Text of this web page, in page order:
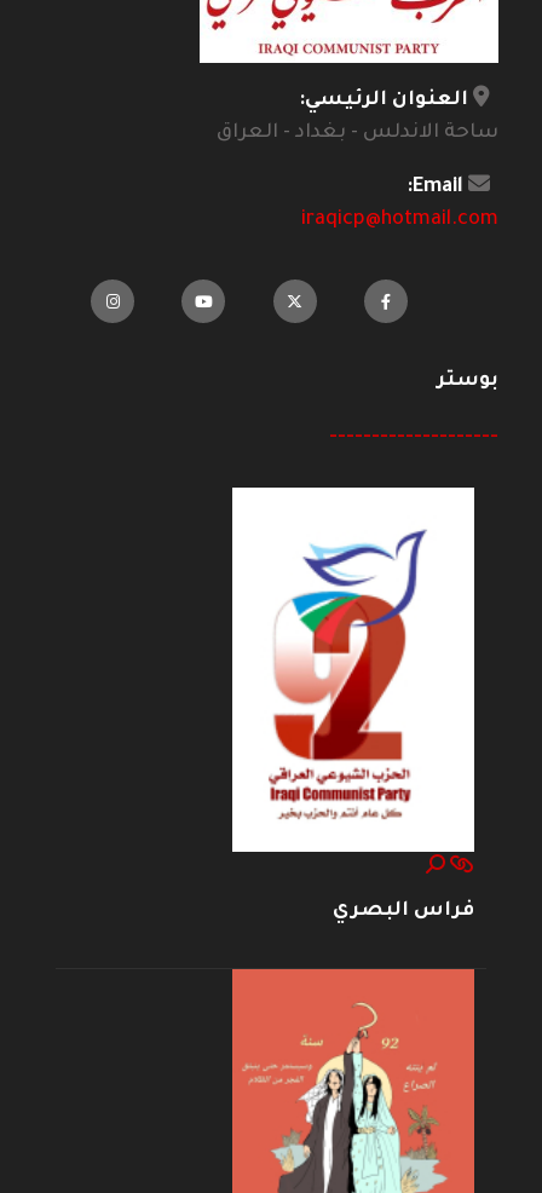
العنوان الرئيسي:
ساحة الاندلس - بغداد - العراق
Email:
iraqicp@hotmail.com
بوستر
--------------------
فراس البصري